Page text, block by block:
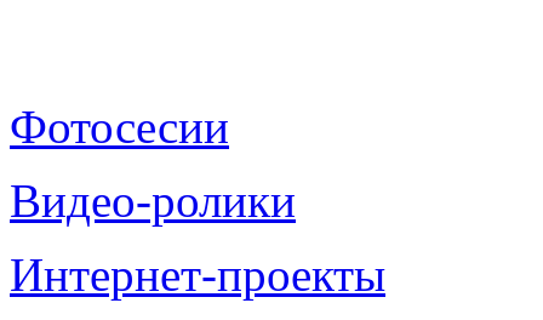
Фотосесии
Видео-ролики
Интернет-проекты